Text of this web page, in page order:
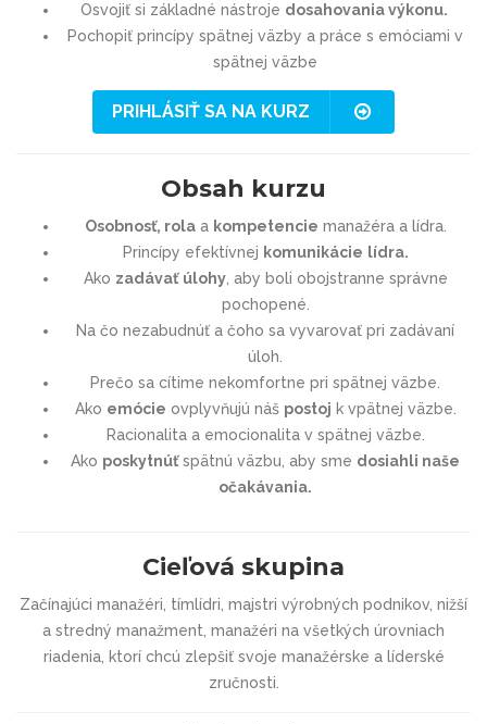
Osvojiť si základné nástroje dosahovania výkonu.
Pochopiť princípy spätnej väzby a práce s emóciami v
spätnej väzbe
PRIHLÁSIŤ SA NA KURZ
Obsah kurzu
Osobnosť, rolaa kompetencie manažéra a lídra.
Princípy efektívnej komunikácie lídra.
Ako zadávať úlohy, aby boli obojstranne správne
pochopené.
Na čo nezabudnúť a čoho sa vyvarovať pri zadávaní
úloh.
Prečo sa cítime nekomfortne pri spätnej väzbe.
Ako emócie ovplyvňujú náš postoj k vpätnej väzbe.
Racionalita a emocionalita v spätnej väzbe.
Ako poskytnúťspätnú väzbu, aby sme dosiahli naše
očakávania.
Cieľová skupina
Začínajúci manažéri, tímlídri, majstri výrobných podnikov, nižší
a stredný manažment, manažéri na všetkých úrovniach
riadenia, ktorí chcú zlepšiť svoje manažérske a líderské
zručnosti.